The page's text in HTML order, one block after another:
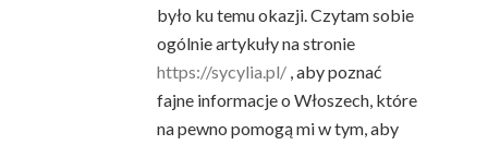
było ku temu okazji. Czytam sobie
ogólnie artykuły na stronie
https://sycylia.pl/ , aby poznać
fajne informacje o Włoszech, które
na pewno pomogą mi w tym, aby